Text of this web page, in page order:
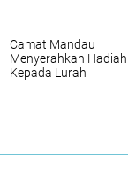
Camat Mandau
Menyerahkan Hadiah
Kepada Lurah